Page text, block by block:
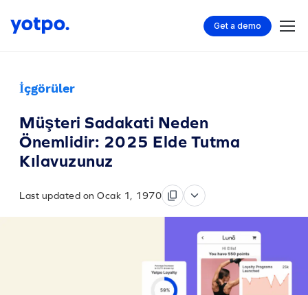
Get a demo
İçgörüler
Müşteri Sadakati Neden
Önemlidir: 2025 Elde Tutma
Kılavuzunuz
Last updated on Ocak 1, 1970